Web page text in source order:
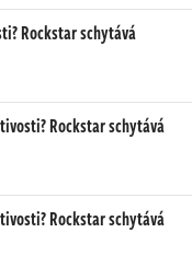
Rockstar schytává
Rockstar schytává
Rockstar schytává